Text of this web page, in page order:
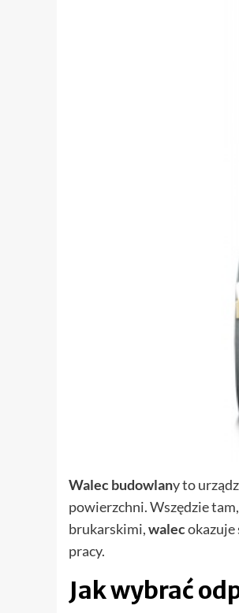
Walec budowlany to
powierzchni. Wszędzie
brukarskimi,walecokazuje
pracy.
Jak wybrać